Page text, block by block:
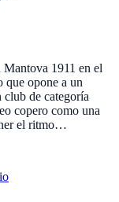
1911 en el
que opone a un
de categoría
copero como una
el ritmo…